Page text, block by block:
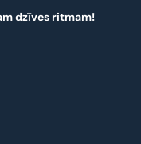
dzīves ritmam!